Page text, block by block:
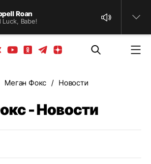
Roan
Luck, Babe!
YoutubeОдноклассники
ТелеграмЯндекс дзен
Меган Фокс Новости
- Новости